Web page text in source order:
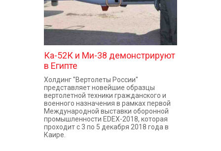
Ка-52К и Ми-38 демонстрируют
в Египте
Холдинг "Вертолеты России"
представляет новейшие образцы
вертолетной техники гражданского и
военного назначения в рамках первой
Международной выставки оборонной
промышленности EDEX-2018, которая
проходит с 3 по 5 декабря 2018 года в
Каире.